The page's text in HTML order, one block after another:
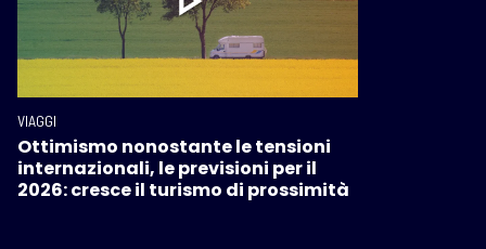
VIAGGI
Ottimismo nonostante le tensioni
internazionali, le previsioni per il
2026: cresce il turismo di prossimità